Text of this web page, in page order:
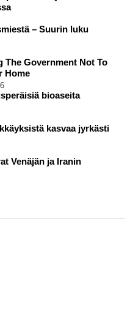
– Suurin luku
The Government Not To
Home
bioaseita
kasvaa jyrkästi
Venäjän ja Iranin